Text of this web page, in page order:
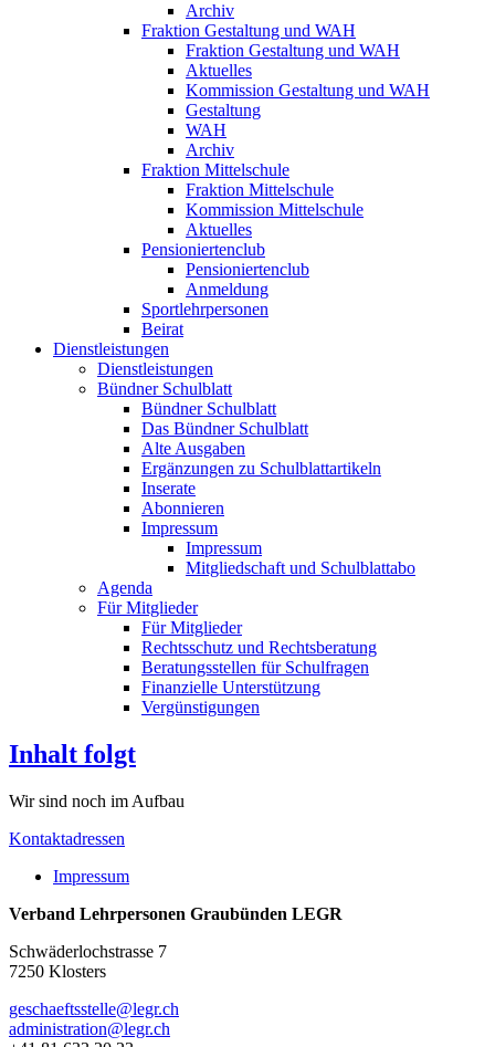
Archiv
Fraktion Gestaltung und WAH
Fraktion Gestaltung und WAH
Aktuelles
Kommission Gestaltung und WAH
Gestaltung
WAH
Archiv
Fraktion Mittelschule
Fraktion Mittelschule
Kommission Mittelschule
Aktuelles
Pensioniertenclub
Pensioniertenclub
Anmeldung
Sportlehrpersonen
Beirat
Dienstleistungen
Dienstleistungen
Bündner Schulblatt
Bündner Schulblatt
Das Bündner Schulblatt
Alte Ausgaben
Ergänzungen zu Schulblattartikeln
Inserate
Abonnieren
Impressum
Impressum
Mitgliedschaft und Schulblattabo
Agenda
Für Mitglieder
Für Mitglieder
Rechtsschutz und Rechtsberatung
Beratungsstellen für Schulfragen
Finanzielle Unterstützung
Vergünstigungen
Inhalt folgt
Wir sind noch im Aufbau
Kontaktadressen
Impressum
Verband Lehrpersonen Graubünden LEGR
Schwäderlochstrasse 7
7250 Klosters
geschaeftsstelle@legr.ch
administration@legr.ch